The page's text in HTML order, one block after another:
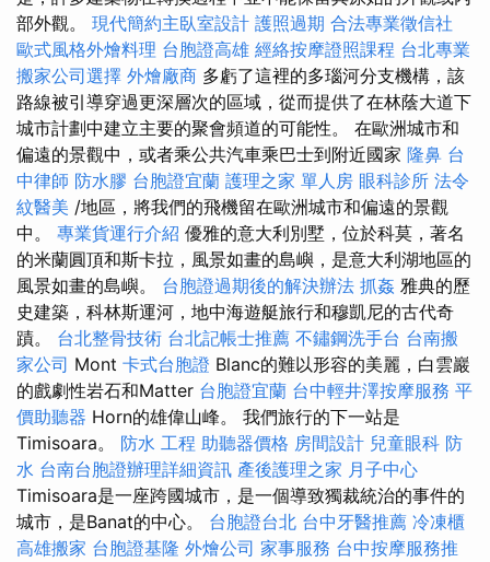
部外觀。 現代簡約主臥室設計 護照過期 合法專業徵信社
歐式風格外燴料理 台胞證高雄 經絡按摩證照課程 台北專業
搬家公司選擇 外燴廠商 多虧了這裡的多瑙河分支機構，該
路線被引導穿過更深層次的區域，從而提供了在林蔭大道下
城市計劃中建立主要的聚會頻道的可能性。 在歐洲城市和
偏遠的景觀中，或者乘公共汽車乘巴士到附近國家 隆鼻 台
中律師 防水膠 台胞證宜蘭 護理之家 單人房 眼科診所 法令
紋醫美 /地區，將我們的飛機留在歐洲城市和偏遠的景觀
中。 專業貨運行介紹 優雅的意大利別墅，位於科莫，著名
的米蘭圓頂和斯卡拉，風景如畫的島嶼，是意大利湖地區的
風景如畫的島嶼。 台胞證過期後的解決辦法 抓姦 雅典的歷
史建築，科林斯運河，地中海遊艇旅行和穆凱尼的古代奇
蹟。 台北整骨技術 台北記帳士推薦 不鏽鋼洗手台 台南搬
家公司 Mont 卡式台胞證 Blanc的難以形容的美麗，白雲巖
的戲劇性岩石和Matter 台胞證宜蘭 台中輕井澤按摩服務 平
價助聽器 Horn的雄偉山峰。 我們旅行的下一站是
Timisoara。 防水 工程 助聽器價格 房間設計 兒童眼科 防
水 台南台胞證辦理詳細資訊 產後護理之家 月子中心
Timisoara是一座跨國城市，是一個導致獨裁統治的事件的
城市，是Banat的中心。 台胞證台北 台中牙醫推薦 冷凍櫃
高雄搬家 台胞證基隆 外燴公司 家事服務 台中按摩服務推